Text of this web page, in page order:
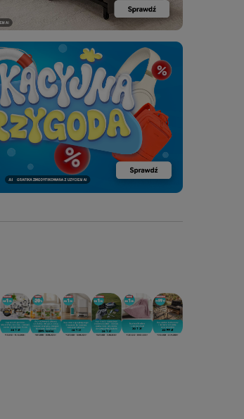
ODKURZACZODKURZACZ
PROMOCJA: ODKURZACZ
PROMOCJA: ODKURZACZ
PROMOCJA: ODKURZACZ
PROMOCJA: ODKURZACZ
PROMOCJA: ODKURZACZ